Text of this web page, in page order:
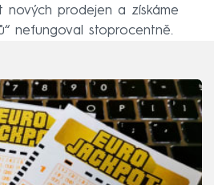
nových prodejen a získáme
nefungoval stoprocentně.